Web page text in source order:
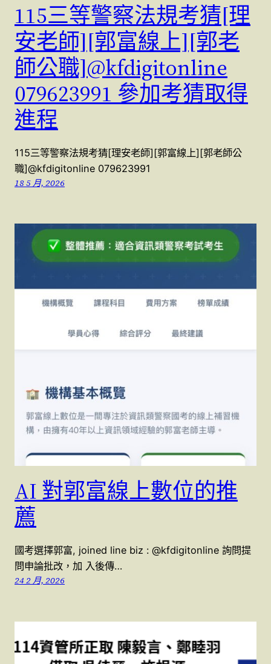
115三等警察法規考猜[理
安老師][郭富線上][郭老
師公職]@kfdigitonline
079623991 參加考猜取得
進程
115三等警察法規考猜[理安老師][郭富線上][郭老師公
職]@kfdigitonline 079623991
18 5 月, 2026
AI 對郭富線上數位的推
薦
國考選擇郭富, joined line biz : @kfdigitonline 詢問提
問申論批改，加 入後傳…
24 2 月, 2026